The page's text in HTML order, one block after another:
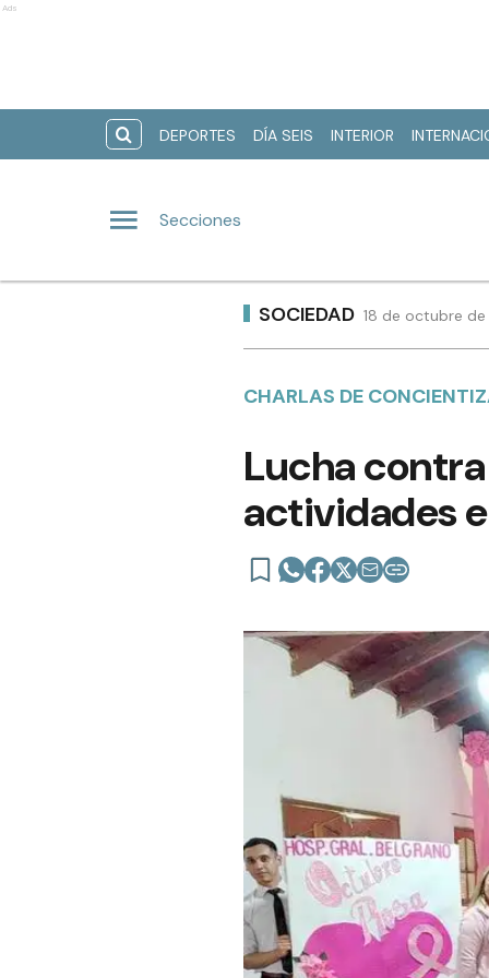
Ads
DEPORTES DÍA SEIS INTERIOR
Secciones
SOCIEDAD 18 de octubre
CHARLAS DE
Lucha
actividades